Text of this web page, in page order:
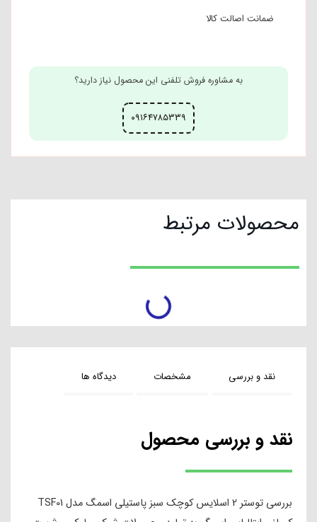
ضمانت اصالت کالا
به مشاوره فروش تلفنی این محصول نیاز دارید؟
۰۹۱۶۴۷۸۵۳۳۹
محصولات مرتبط
نقد و بررسی مشخصات دیدگاه ها
نقد و بررسی محصول
بررسی توستر 2 اسلایس کوچک سبز پاستیلی اسمگ مدل TSF01